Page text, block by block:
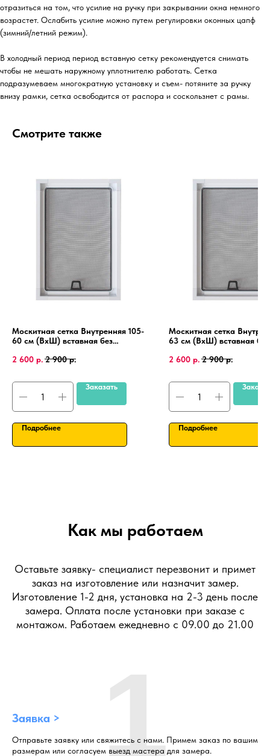
отразиться на том, что усилие на ручку при закрывании окна немного
возрастет. Ослабить усилие можно путем регулировки оконных цапф
(зимний/летний режим).
В холодный период период вставную сетку рекомендуется снимать
чтобы не мешать наружному уплотнителю работать. Сетка
подразумеваем многократную установку и съем- потяните за ручку
внизу рамки, сетка освободится от распора и соскользнет с рамы.
Смотрите также
Москитная сетка Внутренняя 105-
60 см (ВхШ) вставная без
ПВХ, алюминиевая рамка.
2 600 р. 2 900 р.
Заказать
Подробнее
Москитная сетка
63 см (ВхШ) вставная без
ПВХ, алюминиевая
2 600 р. 2 900 р.
Подробнее
Как мы работаем
Оставьте заявку- специалист перезвонит и примет
заказ на изготовление или назначит замер.
Изготовление 1-2 дня, установка на 2-3 день после
замера. Оплата после установки при заказе с
монтажом. Работаем ежедневно с 09.00 до 21.00
Заявка >
Отправьте заявку или свяжитесь с нами. Примем заказ по вашим
размерам или согласуем выезд мастера для замера.
1